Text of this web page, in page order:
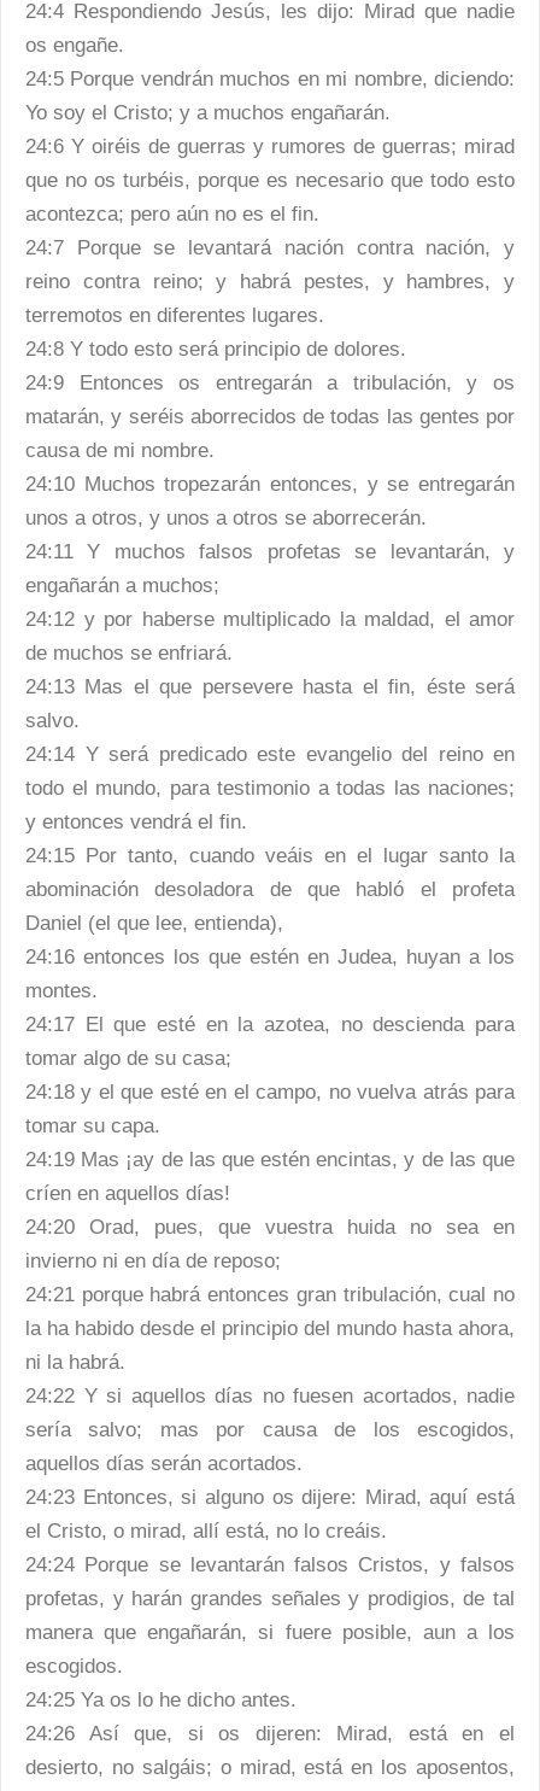
24:4 Respondiendo Jesús, les dijo: Mirad que nadie
os engañe.
24:5 Porque vendrán muchos en mi nombre, diciendo:
Yo soy el Cristo; y a muchos engañarán.
24:6 Y oiréis de guerras y rumores de guerras; mirad
que no os turbéis, porque es necesario que todo esto
acontezca; pero aún no es el fin.
24:7 Porque se levantará nación contra nación, y
reino contra reino; y habrá pestes, y hambres, y
terremotos en diferentes lugares.
24:8 Y todo esto será principio de dolores.
24:9 Entonces os entregarán a tribulación, y os
matarán, y seréis aborrecidos de todas las gentes por
causa de mi nombre.
24:10 Muchos tropezarán entonces, y se entregarán
unos a otros, y unos a otros se aborrecerán.
24:11 Y muchos falsos profetas se levantarán, y
engañarán a muchos;
24:12 y por haberse multiplicado la maldad, el amor
de muchos se enfriará.
24:13 Mas el que persevere hasta el fin, éste será
salvo.
24:14 Y será predicado este evangelio del reino en
todo el mundo, para testimonio a todas las naciones;
y entonces vendrá el fin.
24:15 Por tanto, cuando veáis en el lugar santo la
abominación desoladora de que habló el profeta
Daniel (el que lee, entienda),
24:16 entonces los que estén en Judea, huyan a los
montes.
24:17 El que esté en la azotea, no descienda para
tomar algo de su casa;
24:18 y el que esté en el campo, no vuelva atrás para
tomar su capa.
24:19 Mas ¡ay de las que estén encintas, y de las que
críen en aquellos días!
24:20 Orad, pues, que vuestra huida no sea en
invierno ni en día de reposo;
24:21 porque habrá entonces gran tribulación, cual no
la ha habido desde el principio del mundo hasta ahora,
ni la habrá.
24:22 Y si aquellos días no fuesen acortados, nadie
sería salvo; mas por causa de los escogidos,
aquellos días serán acortados.
24:23 Entonces, si alguno os dijere: Mirad, aquí está
el Cristo, o mirad, allí está, no lo creáis.
24:24 Porque se levantarán falsos Cristos, y falsos
profetas, y harán grandes señales y prodigios, de tal
manera que engañarán, si fuere posible, aun a los
escogidos.
24:25 Ya os lo he dicho antes.
24:26 Así que, si os dijeren: Mirad, está en el
desierto, no salgáis; o mirad, está en los aposentos,